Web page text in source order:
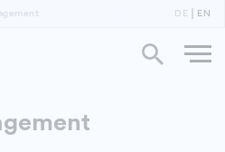
DE EN